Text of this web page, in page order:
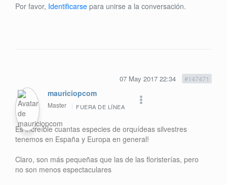
Por favor, Identificarse para unirse a la conversación.
07 May 2017 22:34 #147471
mauriciopcom
Master FUERA DE LÍNEA
Es increíble cuantas especies de orquídeas silvestres
tenemos en España y Europa en general!
Claro, son más pequeñas que las de las floristerías, pero
no son menos espectaculares